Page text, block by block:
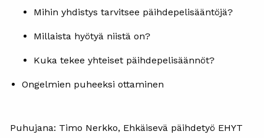
Mihin yhdistys tarvitsee päihdepelisääntöjä?
Millaista hyötyä niistä on?
Kuka tekee yhteiset päihdepelisäännöt?
Ongelmien puheeksi ottaminen
Puhujana: Timo Nerkko, Ehkäisevä päihdetyö EHYT